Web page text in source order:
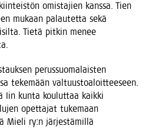
omis­ta­jien kans­sa. Tien
mukaan palau­tet­ta sekä
Tie­tä pit­kin menee
perus­suo­ma­lais­ten
teke­mään val­tuus­toa­loit­tee­seen.
Iin kun­ta kou­lut­taa kaik­ki
opet­ta­jat tuke­maan
Mie­li ry:n jär­jes­tä­mil­lä